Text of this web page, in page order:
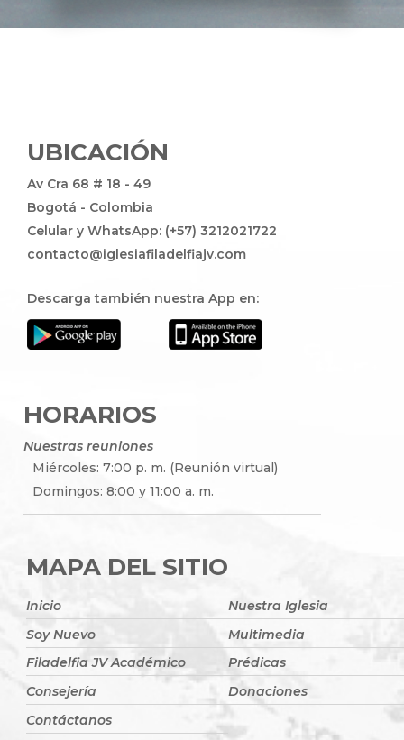
UBICACIÓN
Av Cra 68 # 18 - 49
Bogotá - Colombia
Celular y WhatsApp: (+57) 3212021722
contacto@iglesiafiladelfiajv.com
Descarga también nuestra App en:
HORARIOS
Nuestras reuniones
Miércoles: 7:00 p. m. (Reunión virtual)
Domingos: 8:00 y 11:00 a. m.
MAPA DEL SITIO
Inicio
Nuestra Iglesia
Soy Nuevo
Multimedia
Filadelfia JV Académico
Prédicas
Consejería
Donaciones
Contáctanos